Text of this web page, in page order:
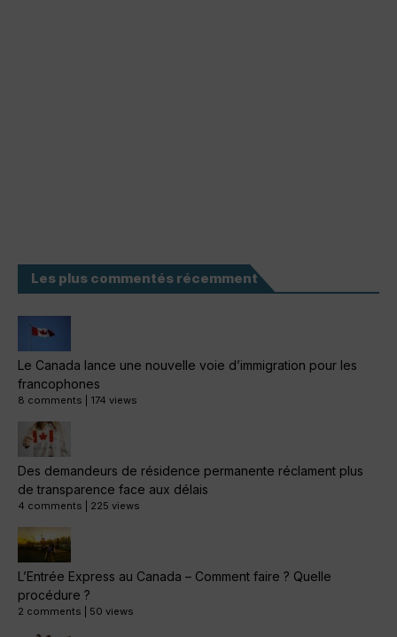
Les plus commentés récemment
Le Canada lance une nouvelle voie d’immigration pour les
francophones
8 comments 174 views
Des demandeurs de résidence permanente réclament plus
de transparence face aux délais
4 comments 225 views
L’Entrée Express au Canada – Comment faire ? Quelle
procédure ?
2 comments 50 views